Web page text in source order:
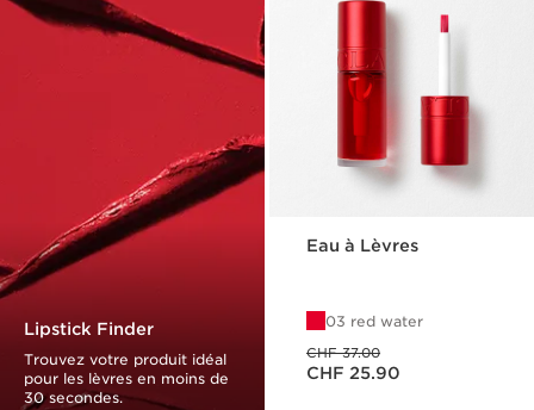
Lipstick Finder
Trouvez votre produit idéal
pour les lèvres en moins de
30 secondes.
Eau à Lèvres
03 red water
CHF 37.00
Nouveau prix CHF 25.90
CHF 25.90